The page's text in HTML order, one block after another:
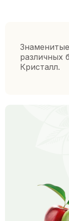
различных
Кристалл.